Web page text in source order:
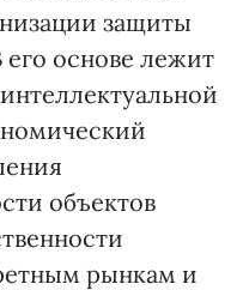
защиты
основе лежит
объектов
рынкам и